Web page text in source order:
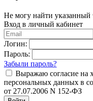
Не могу найти
Вход в личный кабинет
Логин:
Пароль:
Забыли пароль?
Выражаю согласие на
персональных данных в
от 27.07.2006 N 152-ФЗ